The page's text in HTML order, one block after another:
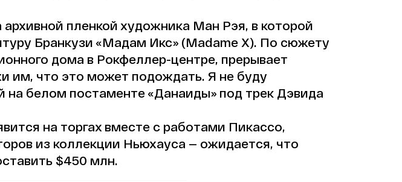
пленкой художника Ман Рэя, в которой
Бранкузи «Мадам Икс» (Madame X). По сюжету
дома в Рокфеллер-центре, прерывает
им, что это может подождать. Я не буду
на белом постаменте «Данаиды» под трек Дэвида
на торгах вместе с работами Пикассо,
из коллекции Ньюхауса — ожидается, что
$450 млн.